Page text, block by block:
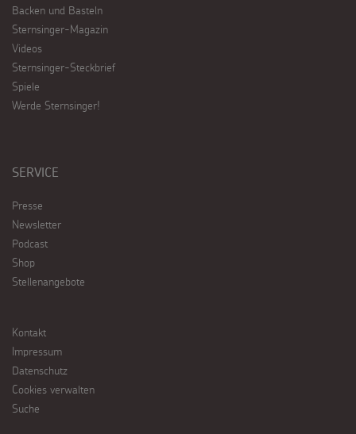
Backen und Basteln
Sternsinger-Magazin
Videos
Sternsinger-Steckbrief
Spiele
Werde Sternsinger!
SERVICE
Presse
Newsletter
Podcast
Shop
Stellenangebote
Kontakt
Impressum
Datenschutz
Cookies verwalten
Suche